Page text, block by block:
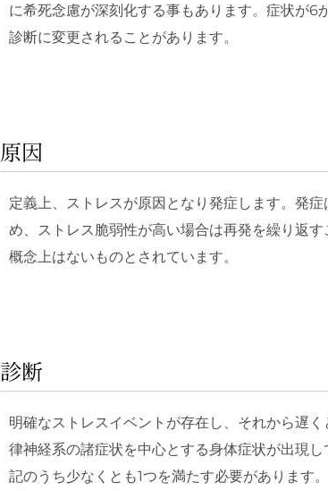
に希死念慮が深刻化する事もあります。症状が
診断に変更されることがあります。
原因
定義上、ストレスが原因となり発症します。発
め、ストレス脆弱性が高い場合は再発を繰り返
概念上はないものとされています。
診断
明確なストレスイベントが存在し、それから遅
律神経系の諸症状を中心とする身体症状が出現
記のうち少なくとも1つを満たす必要があります。